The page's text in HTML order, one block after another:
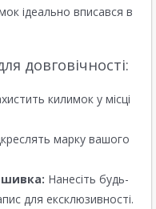
ідеально вписався в
довговічності:
килимок у місці
марку вашого
Нанесіть будь-
для ексклюзивності.